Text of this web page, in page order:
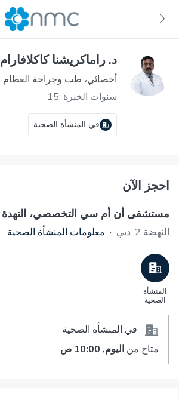
د. راماكريشنا كاكلافارام
أخصائي، طب وجراحة العظام
سنوات الخبرة :15
في المنشأة الصحية
احجز الآن
مستشفى أن أم سي التخصصي، النهدة
النهضة 2, دبي · معلومات المنشأة الصحية
المنشأة
الصحية
في المنشأة الصحية
متاح من اليوم, 10:00 ص